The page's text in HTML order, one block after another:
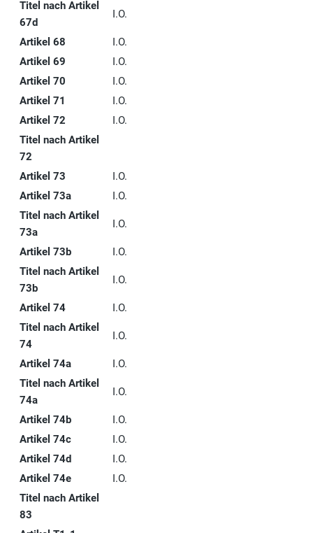
Titel nach Artikel
67d
I.O.
Artikel 68
I.O.
Artikel 69
I.O.
Artikel 70
I.O.
Artikel 71
I.O.
Artikel 72
I.O.
Titel nach Artikel
72
Artikel 73
I.O.
Artikel 73a
I.O.
Titel nach Artikel
73a
I.O.
Artikel 73b
I.O.
Titel nach Artikel
73b
I.O.
Artikel 74
I.O.
Titel nach Artikel
74
I.O.
Artikel 74a
I.O.
Titel nach Artikel
74a
I.O.
Artikel 74b
I.O.
Artikel 74c
I.O.
Artikel 74d
I.O.
Artikel 74e
I.O.
Titel nach Artikel
83